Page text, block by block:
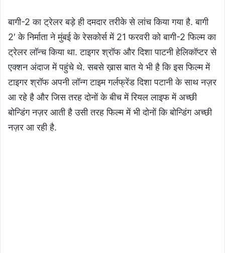
बागी-2 का ट्रेलर बड़े ही दमदार तरीके से लांच किया गया है. बागी
2′ के निर्माता ने मुंबई के रेसकोर्स में 21 फरवरी को बागी-2 फिल्म का
ट्रेलर लॉन्च किया था. टाइगर श्रॉफ और दिशा पाटनी हेलिकॉप्टर से
एक्शन अंदाज में पहुंचे थे. सबसे ख़ास बात ये भी है कि इस फिल्म में
टाइगर श्रॉफ अपनी लॉन्ग टाइम गर्लफ्रेंड दिशा पटानी के साथ नज़र
आ रहे है और जिस तरह दोनों के बीच में रियल लाइफ में अच्छी
बोन्डिंग नज़र आती है उसी तरह फिल्म में भी दोनों कि बोन्डिंग अच्छी
नज़र आ रही है.